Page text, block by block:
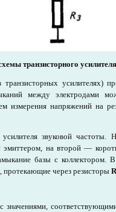
транзисторного
усилителях)
между электродами
измерения напряжений на
звуковой частоты.
на второй —
базы с коллектором.
протекающие через резисторы R